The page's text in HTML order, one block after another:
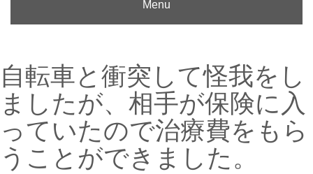
Menu
自転車と衝突して怪我をし
ましたが、相手が保険に入
っていたので治療費をもら
うことができました。